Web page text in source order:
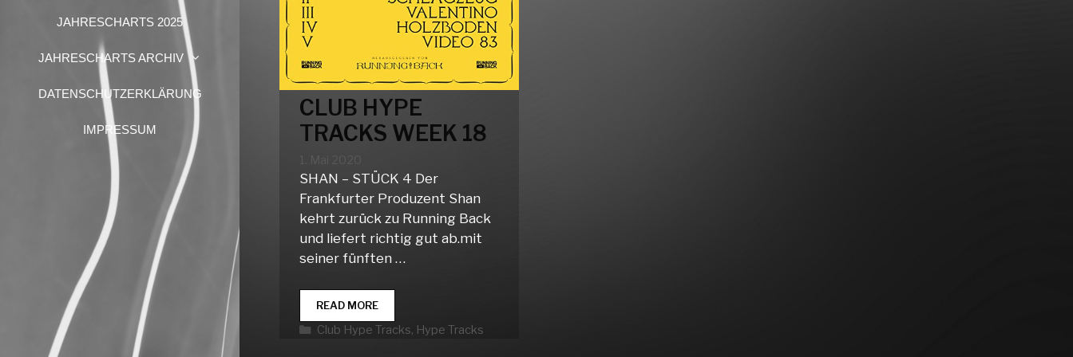
JAHRESCHARTS 2025
JAHRESCHARTS ARCHIV
DATENSCHUTZERKLÄRUNG
IMPRESSUM
CLUB HYPE
TRACKS WEEK 18
SHAN – STÜCK 4 Der
Frankfurter Produzent Shan
kehrt zurück zu Running Back
und liefert richtig gut ab.mit
seiner fünften …
READ MORECLUB
HYPE
TRACKS
Kategorien
Club Hype Tracks, Hype Tracks